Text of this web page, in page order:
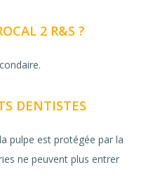
2 R&S ?
DENTISTES
pulpe est protégée par la
ne peuvent plus entrer